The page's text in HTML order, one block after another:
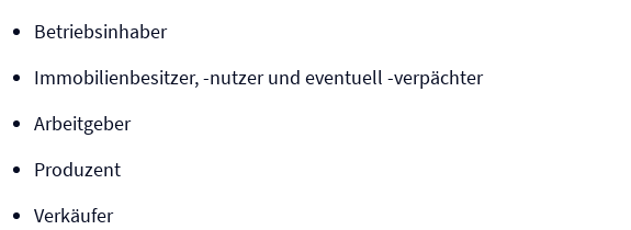
Betriebsinhaber
Immobilienbesitzer, -nutzer und eventuell -verpächter
Arbeitgeber
Produzent
Verkäufer